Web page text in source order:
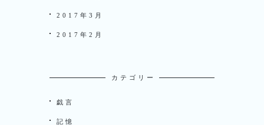
2017年3月
2017年2月
カテゴリー
戯言
記憶